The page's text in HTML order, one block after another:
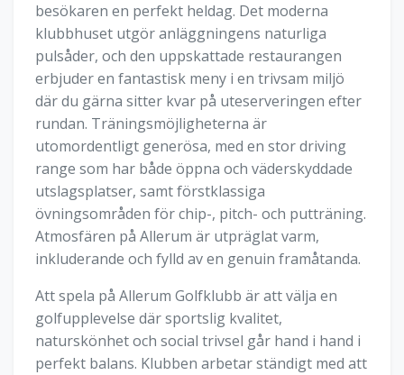
besökaren en perfekt heldag. Det moderna
klubbhuset utgör anläggningens naturliga
pulsåder, och den uppskattade restaurangen
erbjuder en fantastisk meny i en trivsam miljö
där du gärna sitter kvar på uteserveringen efter
rundan. Träningsmöjligheterna är
utomordentligt generösa, med en stor driving
range som har både öppna och väderskyddade
utslagsplatser, samt förstklassiga
övningsområden för chip-, pitch- och putträning.
Atmosfären på Allerum är utpräglat varm,
inkluderande och fylld av en genuin framåtanda.
Att spela på Allerum Golfklubb är att välja en
golfupplevelse där sportslig kvalitet,
naturskönhet och social trivsel går hand i hand i
perfekt balans. Klubben arbetar ständigt med att